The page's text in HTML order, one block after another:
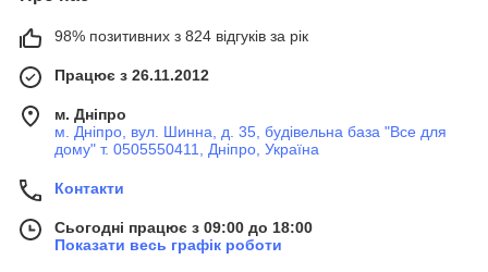
98% позитивних з 824 відгуків за рік
Працює з 26.11.2012
м. Дніпро
м. Дніпро, вул. Шинна, д. 35, будівельна база "Все для
дому" т. 0505550411, Дніпро, Україна
Контакти
Сьогодні працює з 09:00 до 18:00
Показати весь графік роботи